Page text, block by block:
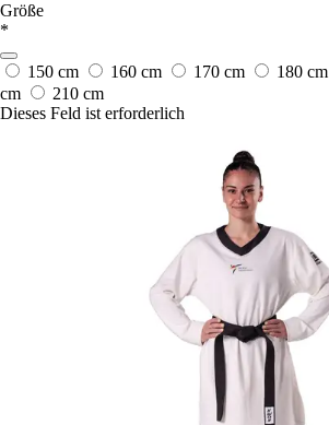
Größe
*
150 cm 160 cm 170 cm 180 cm
cm
210 cm
Dieses Feld ist erforderlich